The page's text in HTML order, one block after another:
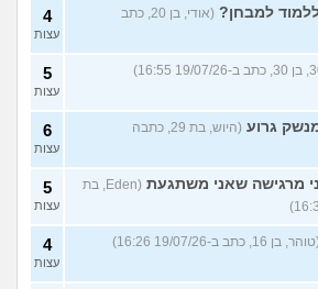
למבחן?
(אודי, בן 20, כתב
4
עצות
5
עצות
גרוע
(היוש, בת 29, כתבה
6
עצות
מרגישה שאני משתגעת
(Eden, בת
5
עצות
בן 16, כתב ב-19/07/26 16:26) 4
עצות